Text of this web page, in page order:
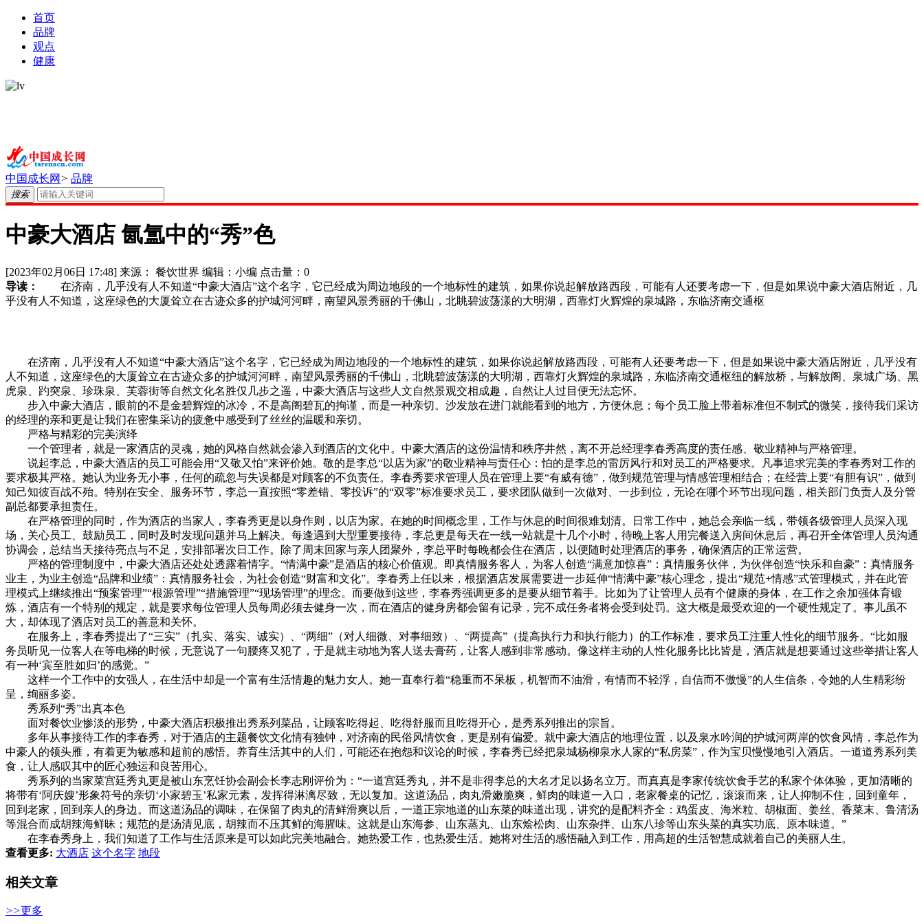
首页
品牌
观点
健康
中国成长网 > 品牌
搜索
中豪大酒店 氤氲中的“秀”色
[2023年02月06日 17:48] 来源： 餐饮世界 编辑： 小编 点击量： 0
导读：
在济南，几乎没有人不知道“中豪大酒店”这个名字，它已经成为周边地段的一个地标性的建筑，如果你说起解放路西段，可能有人还要考虑一下，但是如果说中豪大酒店附近，几
乎没有人不知道，这座绿色的大厦耸立在古迹众多的护城河河畔，南望风景秀丽的千佛山，北眺碧波荡漾的大明湖，西靠灯火辉煌的泉城路，东临济南交通枢
在济南，几乎没有人不知道“中豪大酒店”这个名字，它已经成为周边地段的一个地标性的建筑，如果你说起解放路西段，可能有人还要考虑一下，但是如果说中豪大酒店附近，几乎没有
人不知道，这座绿色的大厦耸立在古迹众多的护城河河畔，南望风景秀丽的千佛山，北眺碧波荡漾的大明湖，西靠灯火辉煌的泉城路，东临济南交通枢纽的解放桥，与解放阁、泉城广场、黑
虎泉、趵突泉、珍珠泉、芙蓉街等自然文化名胜仅几步之遥，中豪大酒店与这些人文自然景观交相成趣，自然让人过目便无法忘怀。
步入中豪大酒店，眼前的不是金碧辉煌的冰冷，不是高阁碧瓦的拘谨，而是一种亲切。沙发放在进门就能看到的地方，方便休息；每个员工脸上带着标准但不制式的微笑，接待我们采访
的经理的亲和更是让我们在密集采访的疲惫中感受到了丝丝的温暖和亲切。
严格与精彩的完美演绎
一个管理者，就是一家酒店的灵魂，她的风格自然就会渗入到酒店的文化中。中豪大酒店的这份温情和秩序井然，离不开总经理李春秀高度的责任感、敬业精神与严格管理。
说起李总，中豪大酒店的员工可能会用“又敬又怕”来评价她。敬的是李总“以店为家”的敬业精神与责任心：怕的是李总的雷厉风行和对员工的严格要求。凡事追求完美的李春秀对工作的
要求极其严格。她认为业务无小事，任何的疏忽与失误都是对顾客的不负责任。李春秀要求管理人员在管理上要“有威有德”，做到规范管理与情感管理相结合；在经营上要“有胆有识”，做到
知己知彼百战不殆。特别在安全、服务环节，李总一直按照“零差错、零投诉”的“双零”标准要求员工，要求团队做到一次做对、一步到位，无论在哪个环节出现问题，相关部门负责人及分管
副总都要承担责任。
在严格管理的同时，作为酒店的当家人，李春秀更是以身作则，以店为家。在她的时间概念里，工作与休息的时间很难划清。日常工作中，她总会亲临一线，带领各级管理人员深入现
场，关心员工、鼓励员工，同时及时发现问题并马上解决。每逢遇到大型重要接待，李总更是每天在一线一站就是十几个小时，待晚上客人用完餐送入房间休息后，再召开全体管理人员沟通
协调会，总结当天接待亮点与不足，安排部署次日工作。除了周末回家与亲人团聚外，李总平时每晚都会住在酒店，以便随时处理酒店的事务，确保酒店的正常运营。
严格的管理制度中，中豪大酒店还处处透露着情字。“情满中豪”是酒店的核心价值观。即真情服务客人，为客人创造“满意加惊喜”：真情服务伙伴，为伙伴创造“快乐和自豪”：真情服务
业主，为业主创造“品牌和业绩”：真情服务社会，为社会创造“财富和文化”。李春秀上任以来，根据酒店发展需要进一步延伸“情满中豪”核心理念，提出“规范+情感”式管理模式，并在此管
理模式上继续推出“预案管理”“根源管理”“措施管理”“现场管理”的理念。而要做到这些，李春秀强调更多的是要从细节着手。比如为了让管理人员有个健康的身体，在工作之余加强体育锻
炼，酒店有一个特别的规定，就是要求每位管理人员每周必须去健身一次，而在酒店的健身房都会留有记录，完不成任务者将会受到处罚。这大概是最受欢迎的一个硬性规定了。事儿虽不
大，却体现了酒店对员工的善意和关怀。
在服务上，李春秀提出了“三实”（扎实、落实、诚实）、“两细”（对人细微、对事细致）、“两提高”（提高执行力和执行能力）的工作标准，要求员工注重人性化的细节服务。“比如服
务员听见一位客人在等电梯的时候，无意说了一句腰疼又犯了，于是就主动地为客人送去膏药，让客人感到非常感动。像这样主动的人性化服务比比皆是，酒店就是想要通过这些举措让客人
有一种‘宾至胜如归’的感觉。”
这样一个工作中的女强人，在生活中却是一个富有生活情趣的魅力女人。她一直奉行着“稳重而不呆板，机智而不油滑，有情而不轻浮，自信而不傲慢”的人生信条，令她的人生精彩纷
呈，绚丽多姿。
秀系列“秀”出真本色
面对餐饮业惨淡的形势，中豪大酒店积极推出秀系列菜品，让顾客吃得起、吃得舒服而且吃得开心，是秀系列推出的宗旨。
多年从事接待工作的李春秀，对于酒店的主题餐饮文化情有独钟，对济南的民俗风情饮食，更是别有偏爱。就中豪大酒店的地理位置，以及泉水吟润的护城河两岸的饮食风情，李总作为
中豪人的领头雁，有着更为敏感和超前的感悟。养育生活其中的人们，可能还在抱怨和议论的时候，李春秀已经把泉城杨柳泉水人家的“私房菜”，作为宝贝慢慢地引入酒店。一道道秀系列美
食，让人感叹其中的匠心独运和良苦用心。
秀系列的当家菜宫廷秀丸更是被山东烹饪协会副会长李志刚评价为：“一道宫廷秀丸，并不是非得李总的大名才足以扬名立万。而真真是李家传统饮食手艺的私家个体体验，更加清晰的
将带有‘阿庆嫂’形象符号的亲切‘小家碧玉’私家元素，发挥得淋漓尽致，无以复加。这道汤品，肉丸滑嫩脆爽，鲜肉的味道一入口，老家餐桌的记忆，滚滚而来，让人抑制不住，回到童年，
回到老家，回到亲人的身边。而这道汤品的调味，在保留了肉丸的清鲜滑爽以后，一道正宗地道的山东菜的味道出现，讲究的是配料齐全：鸡蛋皮、海米粒、胡椒面、姜丝、香菜末、鲁清汤
等混合而成胡辣海鲜昧；规范的是汤清见底，胡辣而不压其鲜的海腥味。这就是山东海参、山东蒸丸、山东烩松肉、山东杂拌、山东八珍等山东头菜的真实功底、原本味道。”
在李春秀身上，我们知道了工作与生活原来是可以如此完美地融合。她热爱工作，也热爱生活。她将对生活的感悟融入到工作，用高超的生活智慧成就着自己的美丽人生。
查看更多: 大酒店 这个名字 地段
相关文章
>>更多